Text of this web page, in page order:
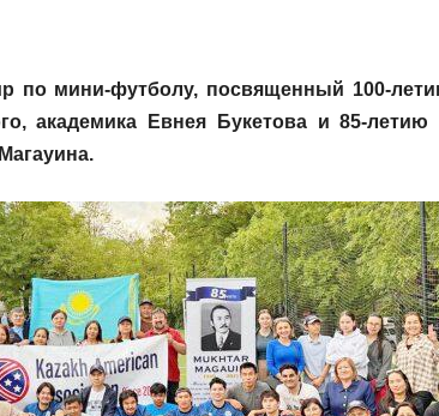
по мини-футболу, посвященный 100-
академика Евнея Букетова и 85-летию